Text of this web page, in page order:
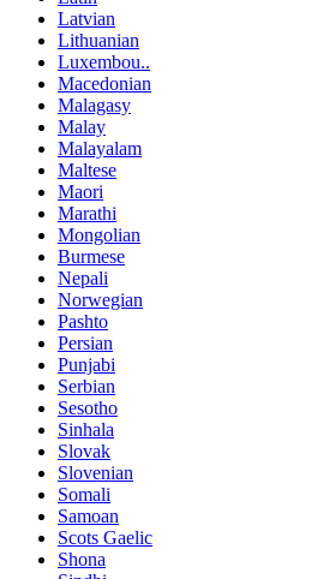
Latvian
Lithuanian
Luxembou..
Macedonian
Malagasy
Malay
Malayalam
Maltese
Maori
Marathi
Mongolian
Burmese
Nepali
Norwegian
Pashto
Persian
Punjabi
Serbian
Sesotho
Sinhala
Slovak
Slovenian
Somali
Samoan
Scots Gaelic
Shona